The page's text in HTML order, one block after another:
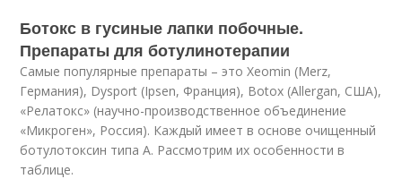
Ботокс в гусиные лапки побочные.
Препараты для ботулинотерапии
Самые популярные препараты – это Xeomin (Merz,
Германия), Dysport (Ipsen, Франция), Botox (Allergan, США),
«Релатокс» (научно-производственное объединение
«Микроген», Россия). Каждый имеет в основе очищенный
ботулотоксин типа А. Рассмотрим их особенности в
таблице.